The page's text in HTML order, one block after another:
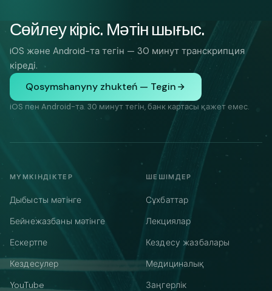
Сөйлеу кіріс. Мәтін шығыс.
iOS және Android-та тегін — 30 минут транскрипция
кіреді.
Qosymshanyny zhukteń — Tegin
iOS пен Android-та. 30 минут тегін, банк картасы қажет емес.
МҮМКІНДІКТЕР
Дыбысты мәтінге
Бейнежазбаны мәтінге
Ескертпе
Кездесулер
YouTube
ШЕШІМДЕР
Сұхбаттар
Лекциялар
Кездесу жазбалары
Медициналық
Заңгерлік